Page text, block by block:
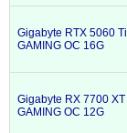
Gigabyte RTX 5060 Ti
GAMING OC 16G
Gigabyte RX 7700 XT
GAMING OC 12G